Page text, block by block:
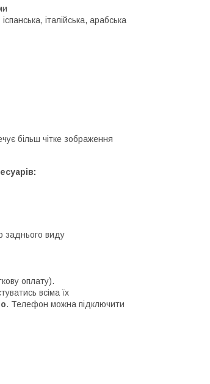
італійська, арабська
більш чітке зображення
заднього виду
оплату).
всіма їх
. Телефон можна підключити